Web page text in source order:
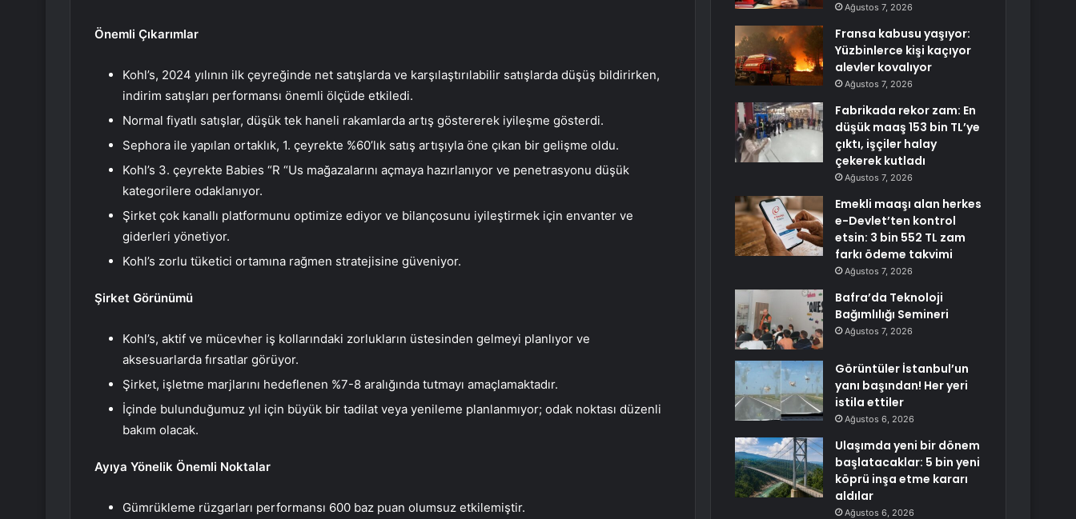
Önemli Çıkarımlar
Kohl’s, 2024 yılının ilk çeyreğinde net satışlarda ve karşılaştırılabilir satışlarda düşüş bildirirken,
indirim satışları performansı önemli ölçüde etkiledi.
Normal fiyatlı satışlar, düşük tek haneli rakamlarda artış göstererek iyileşme gösterdi.
Sephora ile yapılan ortaklık, 1. çeyrekte %60’lık satış artışıyla öne çıkan bir gelişme oldu.
Kohl’s 3. çeyrekte Babies “R “Us mağazalarını açmaya hazırlanıyor ve penetrasyonu düşük
kategorilere odaklanıyor.
Şirket çok kanallı platformunu optimize ediyor ve bilançosunu iyileştirmek için envanter ve
giderleri yönetiyor.
Kohl’s zorlu tüketici ortamına rağmen stratejisine güveniyor.
Şirket Görünümü
Kohl’s, aktif ve mücevher iş kollarındaki zorlukların üstesinden gelmeyi planlıyor ve
aksesuarlarda fırsatlar görüyor.
Şirket, işletme marjlarını hedeflenen %7-8 aralığında tutmayı amaçlamaktadır.
İçinde bulunduğumuz yıl için büyük bir tadilat veya yenileme planlanmıyor; odak noktası düzenli
bakım olacak.
Ayıya Yönelik Önemli Noktalar
Gümrükleme rüzgarları performansı 600 baz puan olumsuz etkilemiştir.
Ağustos 7, 2026
Fransa kabusu yaşıyor:
Yüzbinlerce kişi kaçıyor
alevler kovalıyor
Ağustos 7, 2026
Fabrikada rekor zam: En
düşük maaş 153 bin TL’ye
çıktı, işçiler halay
çekerek kutladı
Ağustos 7, 2026
Emekli maaşı alan herkes
e-Devlet’ten kontrol
etsin: 3 bin 552 TL zam
farkı ödeme takvimi
Ağustos 7, 2026
Bafra’da Teknoloji
Bağımlılığı Semineri
Ağustos 7, 2026
Görüntüler İstanbul’un
yanı başından! Her yeri
istila ettiler
Ağustos 6, 2026
Ulaşımda yeni bir dönem
başlatacaklar: 5 bin yeni
köprü inşa etme kararı
aldılar
Ağustos 6, 2026